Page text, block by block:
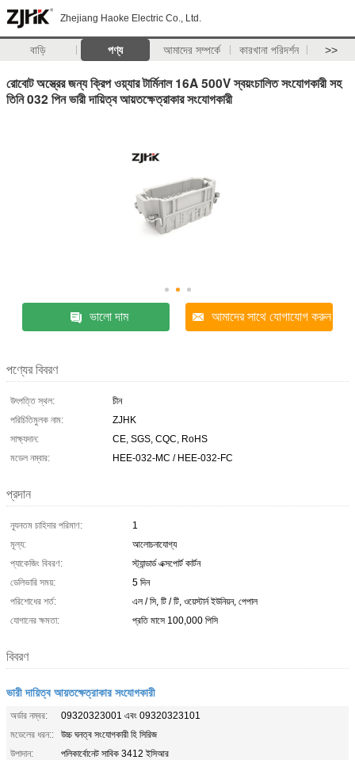
Zhejiang Haoke Electric Co., Ltd.
বাড়ি পণ্য আমাদের সম্পর্কে কারখানা পরিদর্শন >>
রোবোট অস্ত্রের জন্য ক্রিপ ওয়্যার টার্মিনাল 16A 500V স্বয়ংচালিত সংযোগকারী সহ
তিনি 032 পিন ভারী দায়িত্ব আয়তক্ষেত্রাকার সংযোগকারী
ভালো দাম আমাদের সাথে যোগাযোগ করুন
পণ্যের বিবরণ
উৎপত্তি স্থল:
চীন
পরিচিতিমুলক নাম:
ZJHK
সাক্ষ্যদান:
CE, SGS, CQC, RoHS
মডেল নম্বার:
HEE-032-MC / HEE-032-FC
প্রদান
ন্যূনতম চাহিদার পরিমাণ:
1
মূল্য:
আলোচনাযোগ্য
প্যাকেজিং বিবরণ:
স্ট্যান্ডার্ড এক্সপোর্ট কার্টন
ডেলিভারি সময়:
5 দিন
পরিশোধের শর্ত:
এল / সি, টি / টি, ওয়েস্টার্ন ইউনিয়ন, পেপাল
যোগানের ক্ষমতা:
প্রতি মাসে 100,000 পিসি
বিবরণ
ভারী দায়িত্ব আয়তক্ষেত্রাকার সংযোগকারী
অর্ডার নম্বর:
09320323001 এবং 09320323101
মডেলের ধরন::
উচ্চ ঘনত্ব সংযোগকারী হি সিরিজ
উপাদান:
পলিকার্বোনেট সাবিক 3412 ইসিআর